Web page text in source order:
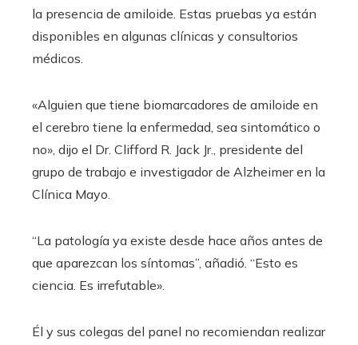
la presencia de amiloide. Estas pruebas ya están
disponibles en algunas clínicas y consultorios
médicos.
«Alguien que tiene biomarcadores de amiloide en
el cerebro tiene la enfermedad, sea sintomático o
no», dijo el Dr. Clifford R. Jack Jr., presidente del
grupo de trabajo e investigador de Alzheimer en la
Clínica Mayo.
“La patología ya existe desde hace años antes de
que aparezcan los síntomas”, añadió. “Esto es
ciencia. Es irrefutable».
Él y sus colegas del panel no recomiendan realizar